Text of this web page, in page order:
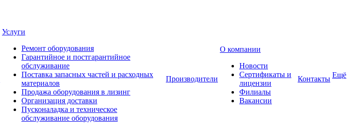
Услуги
Ремонт оборудования
Гарантийное и постгарантийное
обслуживание
Поставка запасных частей и расходных
материалов
Продажа оборудования в лизинг
Организация доставки
Пусконаладка и техническое
обслуживание оборудования
Производители
О компании
Новости
Сертификаты и
лицензии
Филиалы
Вакансии
Контакты Ещё